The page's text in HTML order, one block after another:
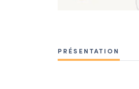
PRÉSENTATION